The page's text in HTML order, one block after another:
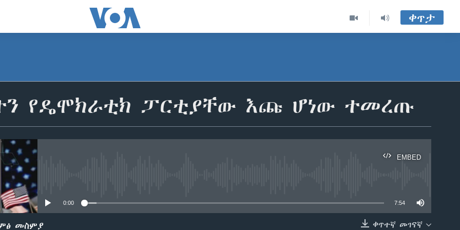
ቀጥታ
የዴሞክራቲክ ፓርቲያቸው እጩ ሆነው ተመረጡ
EMBED
0:00 7:54
ቀጥተኛ መገናኛ
መስምያ